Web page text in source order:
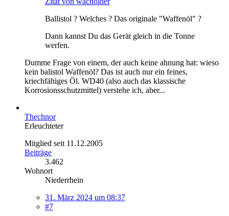
Ballistol ? Welches ? Das originale "Waffenöl" ?
Dann kannst Du das Gerät gleich in die Tonne
werfen.
Dumme Frage von einem, der auch keine ahnung hat: wieso
kein balistol Waffenöl? Das ist auch nur ein feines,
kriechfähiges Öl. WD40 (also auch das klassische
Korrosionsschutzmittel) verstehe ich, aber...
Thechnor
Erleuchteter
Mitglied seit 11.12.2005
Beiträge
3.462
Wohnort
Niederrhein
31. März 2024 um 08:37
#7